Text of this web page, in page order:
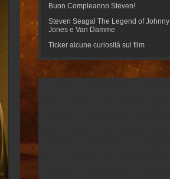
Buon Compleanno Steven!
Steven Seagal The Legend of Johnny
Jones e Van Damme
Ticker alcune curiosità sul film